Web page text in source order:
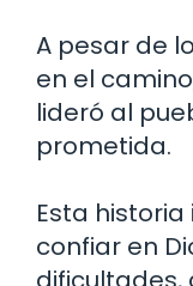
A pesar de
en el
lideró al
prometida.
Esta
confiar en